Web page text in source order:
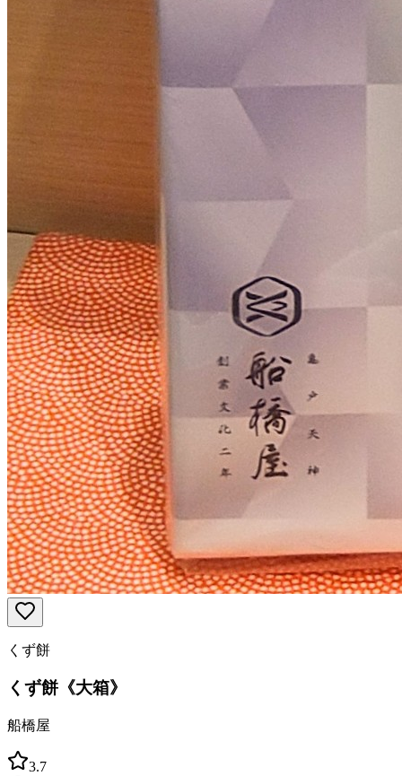
くず餅
くず餅《大箱》
船橋屋
3.7